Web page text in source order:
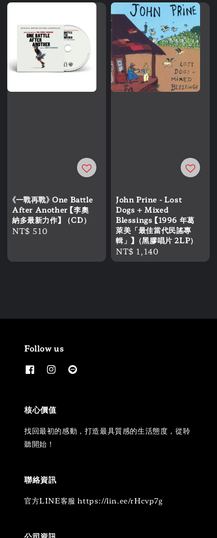
《一戰再戰》 One Battle
After Another 【李奧
納多最新力作】 （CD）
Regular
NT$ 510
John Prine - Lost
Dogs + Mixed
Blessings 【1996 年葛
萊美「最佳當代民謠專
輯」】（黑膠唱片 2LP）
Regular
price
NT$ 1,140
Follow us
核心價值
找回最初的感動，打造最具質感的生活態度，從聆
聽開始！
聯絡資訊
官方LINE客服 https://lin.ee/rHcvp7g